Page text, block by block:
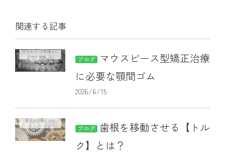
関連する記事
ブログ マウスピース型矯正治療
に必要な顎間ゴム
2026/6/15
ブログ 歯根を移動させる【トル
ク】とは？